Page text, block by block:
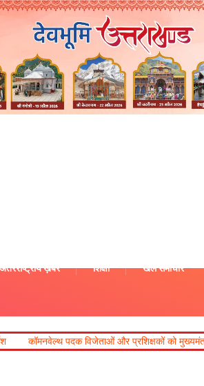
अंतरराष्ट्रीय ख़बरें शिक्षा खेल समाचार
और प्रशिक्षकों को मुख्यमंत्री धामी ने किया सम्मानित